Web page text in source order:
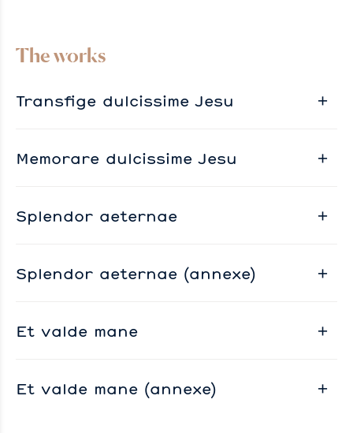
The works
Transfige dulcissime Jesu
Memorare dulcissime Jesu
Splendor aeternae
Splendor aeternae (annexe)
Et valde mane
Et valde mane (annexe)